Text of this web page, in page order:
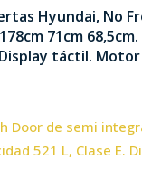
Hyundai, No
71cm
táctil.
LED táctil